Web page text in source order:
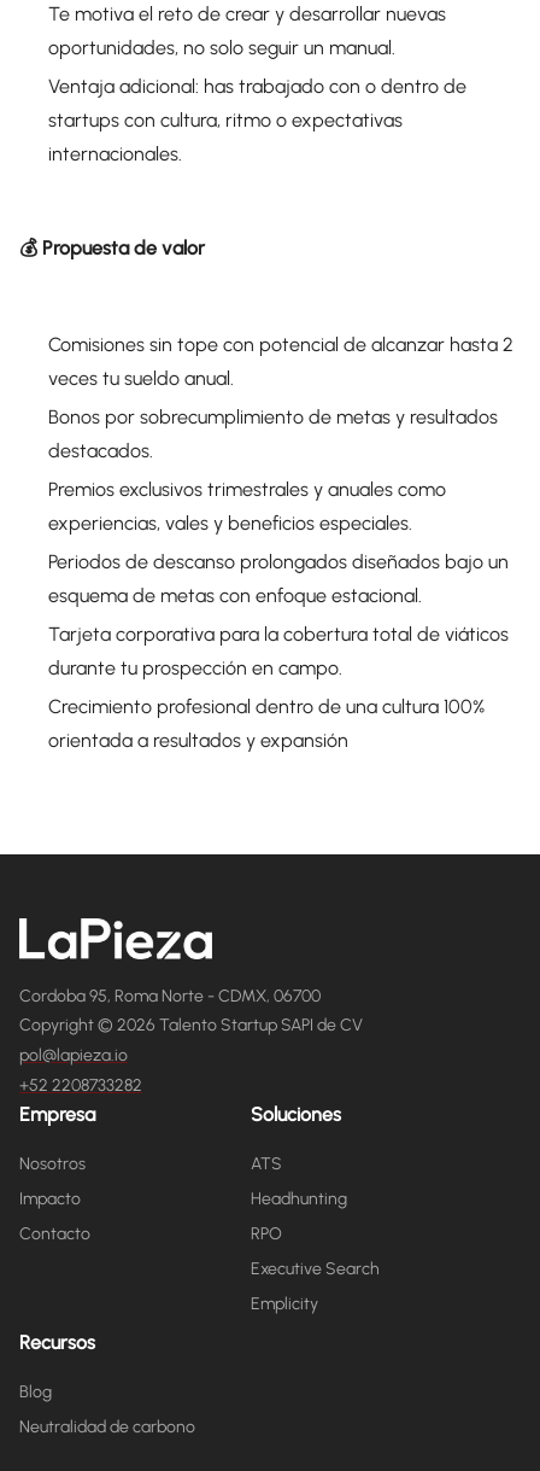
Te motiva el reto de crear y desarrollar nuevas
oportunidades, no solo seguir un manual.
Ventaja adicional: has trabajado con o dentro de
startups con cultura, ritmo o expectativas
internacionales.
💰 Propuesta de valor
Comisiones sin tope con potencial de alcanzar hasta 2
veces tu sueldo anual.
Bonos por sobrecumplimiento de metas y resultados
destacados.
Premios exclusivos trimestrales y anuales como
experiencias, vales y beneficios especiales.
Periodos de descanso prolongados diseñados bajo un
esquema de metas con enfoque estacional.
Tarjeta corporativa para la cobertura total de viáticos
durante tu prospección en campo.
Crecimiento profesional dentro de una cultura 100%
orientada a resultados y expansión
Cordoba 95, Roma Norte - CDMX, 06700
Copyright © 2026 Talento Startup SAPI de CV
pol@lapieza.io
+52 2208733282
Empresa
Nosotros
Impacto
Contacto
Soluciones
ATS
Headhunting
RPO
Executive Search
Emplicity
Recursos
Blog
Neutralidad de carbono